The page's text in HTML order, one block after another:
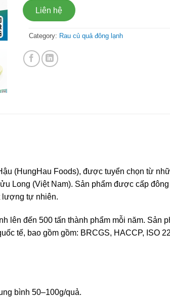
Liên hệ
Category: Rau củ quả đông lạnh
(HungHau Foods), được tuyển chọn từ
Long (Việt Nam). Sản phẩm được cấp
lượng tự nhiên.
lên đến 500 tấn thành phẩm mỗi năm. Sản
tế, bao gồm gồm: BRCGS, HACCP, ISO
bình 50–100g/quả.